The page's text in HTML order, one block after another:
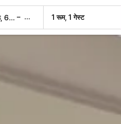
गुरू, 6 अग. – 1 रूम, 1 गेस्ट